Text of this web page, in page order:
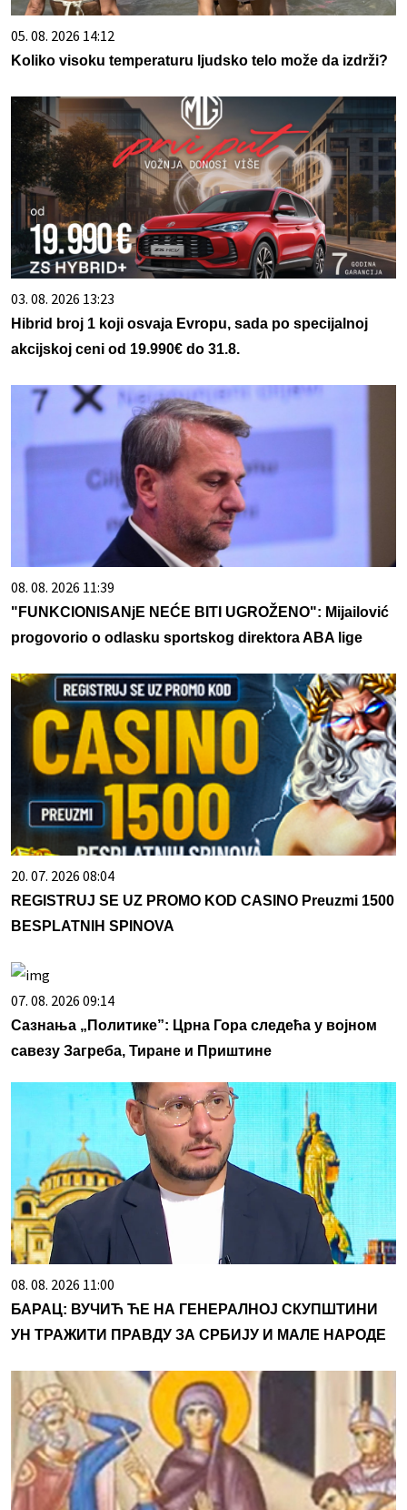
05. 08. 2026 14:12
Koliko visoku temperaturu ljudsko telo može da izdrži?
03. 08. 2026 13:23
Hibrid broj 1 koji osvaja Evropu, sada po specijalnoj
akcijskoj ceni od 19.990€ do 31.8.
08. 08. 2026 11:39
"FUNKCIONISANjE NEĆE BITI UGROŽENO": Mijailović
progovorio o odlasku sportskog direktora ABA lige
20. 07. 2026 08:04
REGISTRUJ SE UZ PROMO KOD CASINO Preuzmi 1500
BESPLATNIH SPINOVA
07. 08. 2026 09:14
Сазнања „Политике”: Црна Гора следећа у војном
савезу Загреба, Тиране и Приштине
08. 08. 2026 11:00
БАРАЦ: ВУЧИЋ ЋЕ НА ГЕНЕРАЛНОЈ СКУПШТИНИ
УН ТРАЖИТИ ПРАВДУ ЗА СРБИЈУ И МАЛЕ НАРОДЕ